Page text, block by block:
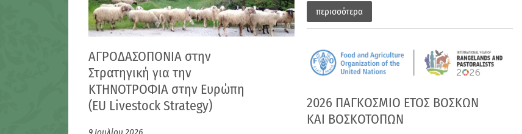
περισσότερα
ΑΓΡΟΔΑΣΟΠΟΝΙΑ στην
Στρατηγική για την
ΚΤΗΝΟΤΡΟΦΙΑ στην Ευρώπη
(EU Livestock Strategy)
2026 ΠΑΓΚΟΣΜΙΟ ΕΤΟΣ ΒΟΣΚΩΝ
ΚΑΙ ΒΟΣΚΟΤΟΠΩΝ